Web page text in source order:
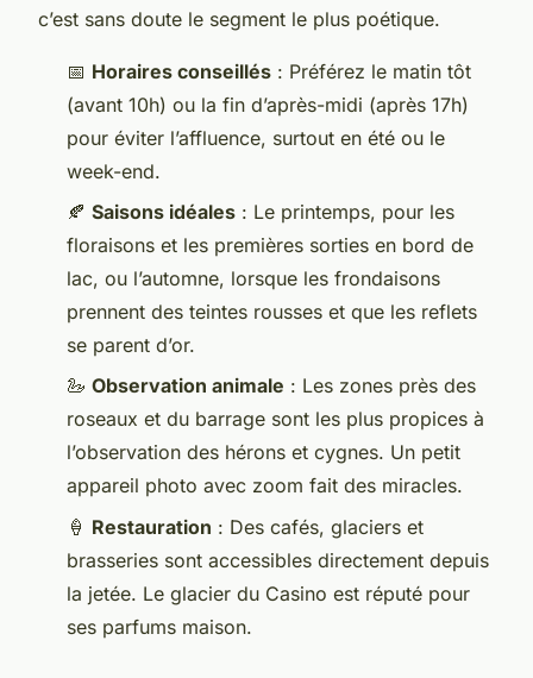
c’est sans doute le segment le plus poétique.
📅 Horaires conseillés : Préférez le matin tôt
(avant 10h) ou la fin d’après-midi (après 17h)
pour éviter l’affluence, surtout en été ou le
week-end.
🍂 Saisons idéales : Le printemps, pour les
floraisons et les premières sorties en bord de
lac, ou l’automne, lorsque les frondaisons
prennent des teintes rousses et que les reflets
se parent d’or.
🦢 Observation animale : Les zones près des
roseaux et du barrage sont les plus propices à
l’observation des hérons et cygnes. Un petit
appareil photo avec zoom fait des miracles.
🍦 Restauration : Des cafés, glaciers et
brasseries sont accessibles directement depuis
la jetée. Le glacier du Casino est réputé pour
ses parfums maison.